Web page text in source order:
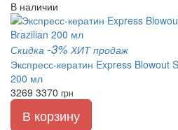
В наличии
Скидка -3% ХИТ продаж
Экспресс-кератин Express Blowout
200 мл
3269 3370 грн
В корзину